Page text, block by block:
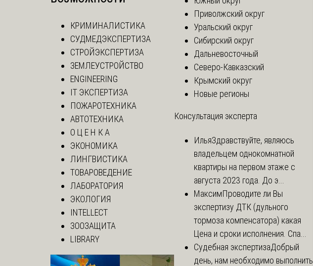
КРИМИНАЛИСТИКА
СУДМЕДЭКСПЕРТИЗА
СТРОЙЭКСПЕРТИЗА
ЗЕМЛЕУСТРОЙСТВО
ENGINEERING
IT ЭКСПЕРТИЗА
ПОЖАРОТЕХНИКА
АВТОТЕХНИКА
О Ц Е Н К А
ЭКОНОМИКА
ЛИНГВИСТИКА
ТОВАРОВЕДЕНИЕ
ЛАБОРАТОРИЯ
ЭКОЛОГИЯ
INTELLECT
ЗООЗАЩИТА
LIBRARY
Приволжский округ
Уральский округ
Сибирский округ
Дальневосточный
Северо-Кавказский
Крымский округ
Новые регионы
Консультация эксперта
ИльяЗдравствуйте, являюсь
владельцем однокомнатной
квартиры на первом этаже с
августа 2023 года. До э...
МаксимПроводите ли Вы
экспертизу ДТК (дульного
тормоза компенсатора) какая
Цена и сроки исполнения. Спа...
Судебная экспертизаДобрый
день, нам необходимо выполнить